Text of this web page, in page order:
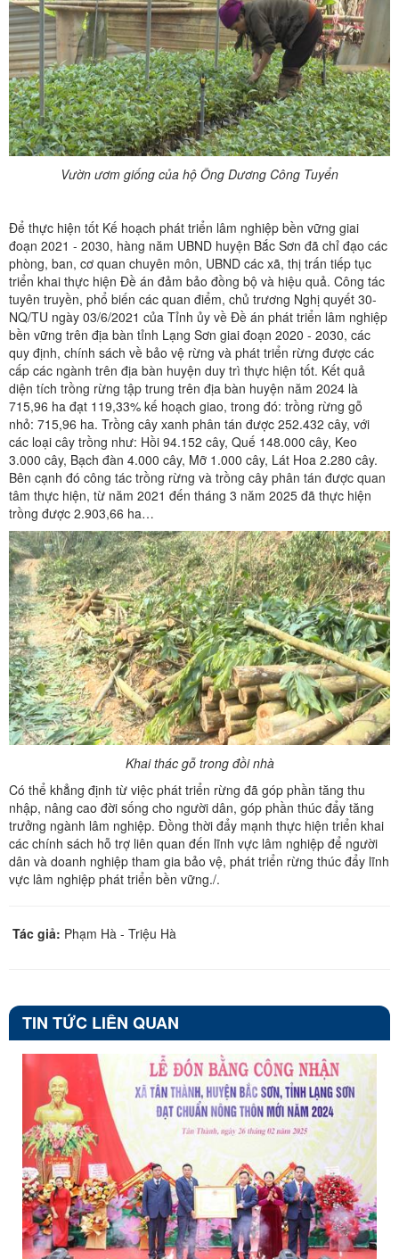
Vườn ươm giống của hộ Ông Dương Công Tuyển
Để thực hiện tốt Kế hoạch phát triển lâm nghiệp bền vững giai
đoạn 2021 - 2030, hàng năm UBND huyện Bắc Sơn đã chỉ đạo các
phòng, ban, cơ quan chuyên môn, UBND các xã, thị trấn tiếp tục
triển khai thực hiện Đề án đảm bảo đồng bộ và hiệu quả. Công tác
tuyên truyền, phổ biến các quan điểm, chủ trương Nghị quyết 30-
NQ/TU ngày 03/6/2021 của Tỉnh ủy về Đề án phát triển lâm nghiệp
bền vững trên địa bàn tỉnh Lạng Sơn giai đoạn 2020 - 2030, các
quy định, chính sách về bảo vệ rừng và phát triển rừng được các
cấp các ngành trên địa bàn huyện duy trì thực hiện tốt. Kết quả
diện tích trồng rừng tập trung trên địa bàn huyện năm 2024 là
715,96 ha đạt 119,33% kế hoạch giao, trong đó: trồng rừng gỗ
nhỏ: 715,96 ha. Trồng cây xanh phân tán được 252.432 cây, với
các loại cây trồng như: Hồi 94.152 cây, Quế 148.000 cây, Keo
3.000 cây, Bạch đàn 4.000 cây, Mỡ 1.000 cây, Lát Hoa 2.280 cây.
Bên cạnh đó công tác trồng rừng và trồng cây phân tán được quan
tâm thực hiện, từ năm 2021 đến tháng 3 năm 2025 đã thực hiện
trồng được 2.903,66 ha…
Khai thác gỗ trong đồi nhà
Có thể khẳng định từ việc phát triển rừng đã góp phần tăng thu
nhập, nâng cao đời sống cho người dân, góp phần thúc đẩy tăng
trưởng ngành lâm nghiệp. Đồng thời đẩy mạnh thực hiện triển khai
các chính sách hỗ trợ liên quan đến lĩnh vực lâm nghiệp để người
dân và doanh nghiệp tham gia bảo vệ, phát triển rừng thúc đẩy lĩnh
vực lâm nghiệp phát triển bền vững./.
Tác giả: Phạm Hà - Triệu Hà
TIN TỨC LIÊN QUAN